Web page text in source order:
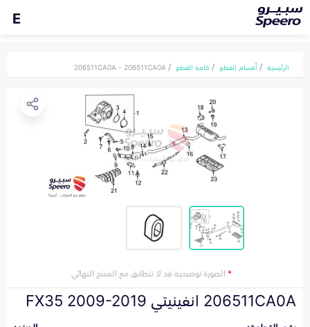
E
الرئيسية أقسام القطع كافة القطع 206511CA0A - 206511CA0A
*الصورة توضيحية قد لا تتطابق مع المنتج النهائي
206511CA0A انفينيتي FX35 2009-2019